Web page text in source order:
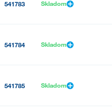
541783 Skladom
541784 Skladom
541785 Skladom